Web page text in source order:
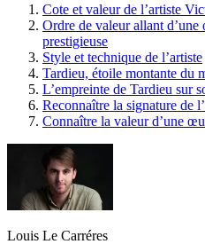
Cote et valeur de l’artiste
Ordre de valeur allant
prestigieuse
Style et technique de l’artiste
Tardieu, étoile montante du
L’empreinte de Tardieu sur
Reconnaître la signature de
Connaître la valeur d’une
Louis Le Carréres